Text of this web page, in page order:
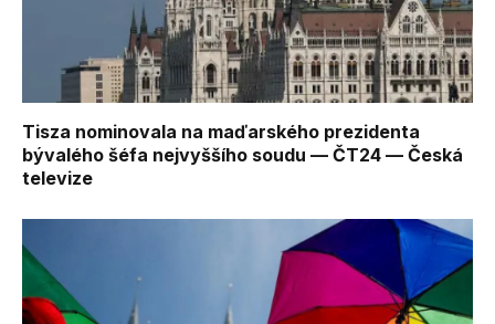
Tisza nominovala na maďarského prezidenta
bývalého šéfa nejvyššího soudu — ČT24 — Česká
televize